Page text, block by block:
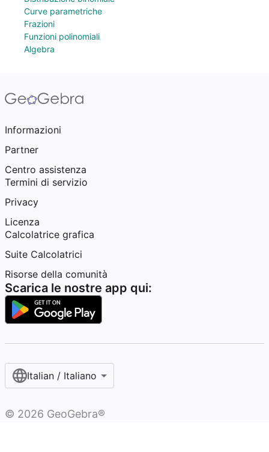
Curve parametriche
Frazioni
Funzioni polinomiali
Algebra
Informazioni
Partner
Centro assistenza
Termini di servizio
Privacy
Licenza
Calcolatrice grafica
Suite Calcolatrici
Risorse della comunità
Scarica le nostre app qui:
Italian / Italiano‎
© 2026 GeoGebra®